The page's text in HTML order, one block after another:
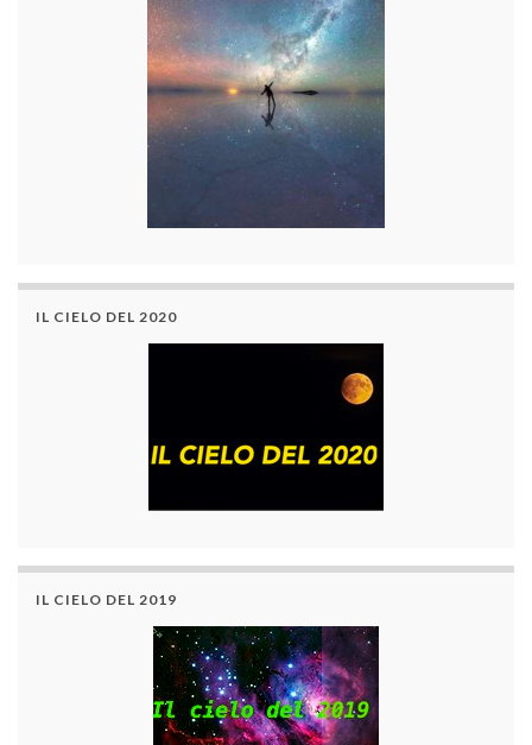
IL CIELO DEL 2020
IL CIELO DEL 2019